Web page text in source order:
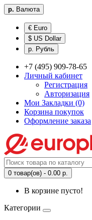
р. Валюта
€ Euro
$ US Dollar
р. Рубль
+7 (495) 909-78-65
Личный кабинет
Регистрация
Авторизация
Мои Закладки (0)
Корзина покупок
Оформление заказа
0 товар(ов) - 0.00 р.
В корзине пусто!
Категории